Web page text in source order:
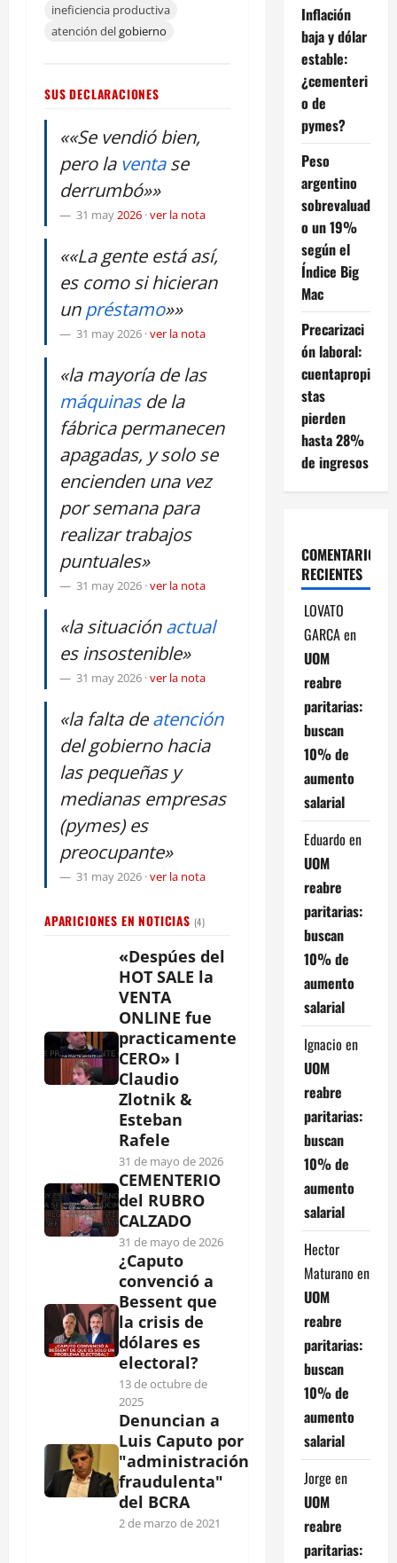
ineficiencia productiva
atención delgobierno
SUS DECLARACIONES
««Se vendió bien,
pero la ventase
derrumbó»»
31 may2026 ·ver la nota
««La gente está así,
es como si hicieran
unpréstamo»»
31 may 2026 ·ver la nota
«la mayoría de las
máquinasde la
fábrica permanecen
apagadas, y solo se
encienden una vez
por semana para
realizar trabajos
puntuales»
31 may 2026 ·ver la nota
«la situaciónactual
es insostenible»
31 may 2026 ·ver la nota
«la falta deatención
del gobierno hacia
las pequeñas y
medianas empresas
(pymes) es
preocupante»
31 may 2026 ·ver la nota
APARICIONES EN NOTICIAS (4)
«Despúes del
HOT SALE la
VENTA
ONLINE fue
practicamente
CERO» I
Claudio
Zlotnik &
Esteban
Rafele
31 de mayo de 2026
CEMENTERIO
del RUBRO
CALZADO
31 de mayo de 2026
¿Caputo
convenció a
Bessent que
la crisis de
dólares es
electoral?
13 de octubre de
2025
Denuncian a
Luis Caputo por
"administración
fraudulenta"
del BCRA
2 de marzo de 2021
Inflación
baja y dólar
estable:
¿cementeri
o de
pymes?
Peso
argentino
sobrevaluad
o un 19%
según el
Índice Big
Mac
Precarizaci
ón laboral:
cuentapropi
stas
pierden
hasta 28%
de ingresos
COMENTARIOS
RECIENTES
LOVATO
GARCAen
UOM
reabre
paritarias:
buscan
10% de
aumento
salarial
Eduardo en
UOM
reabre
paritarias:
buscan
10% de
aumento
salarial
Ignacio en
UOM
reabre
paritarias:
buscan
10% de
aumento
salarial
Hector
Maturano en
UOM
reabre
paritarias:
buscan
10% de
aumento
salarial
Jorge en
UOM
reabre
paritarias: